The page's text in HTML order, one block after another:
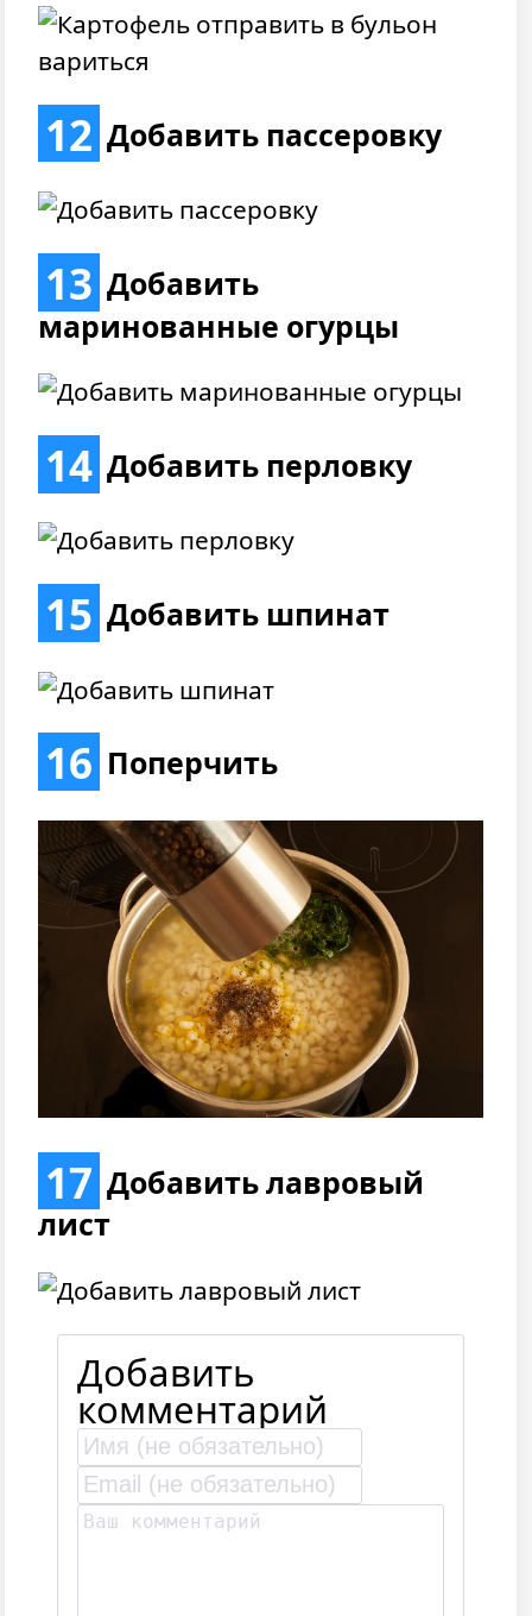
12 Добавить пассеровку
13 Добавить
маринованные огурцы
14 Добавить перловку
15 Добавить шпинат
16 Поперчить
17 Добавить лавровый
лист
Добавить
комментарий